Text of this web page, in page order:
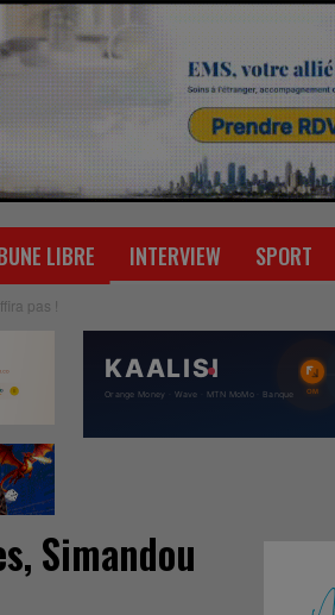
LIBRE INTERVIEW SPORT
pas !
Simandou